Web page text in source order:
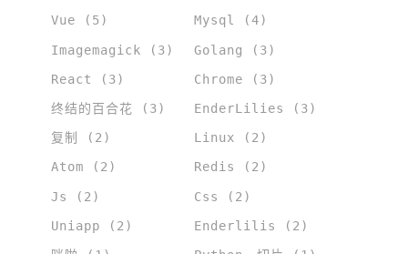
Vue (5) Mysql (4)
Imagemagick (3) Golang (3)
React (3) Chrome (3)
终结的百合花 (3) EnderLilies (3)
复制 (2) Linux (2)
Atom (2) Redis (2)
Js (2) Css (2)
Uniapp (2) Enderlilis (2)